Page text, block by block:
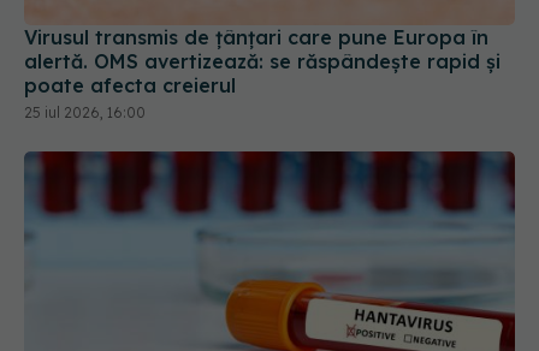
Virusul transmis de țânțari care pune Europa în
alertă. OMS avertizează: se răspândește rapid și
poate afecta creierul
25 iul 2026, 16:00